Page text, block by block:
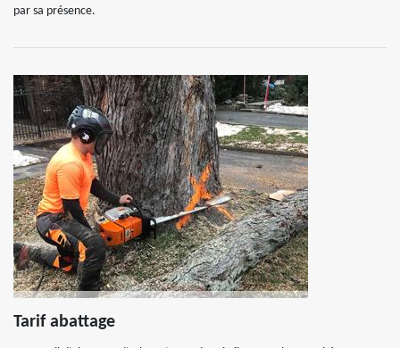
par sa présence.
Tarif abattage